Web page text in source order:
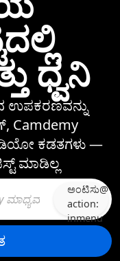
ಧ್ವನಿ
ಉಪಕರಣವನ್ನು
Camdemy
ಕಡತಗಳು —⁠
ಮಾಡಿಲ್ಲ
ಅಂಟಿಸು@
action:
inmenu